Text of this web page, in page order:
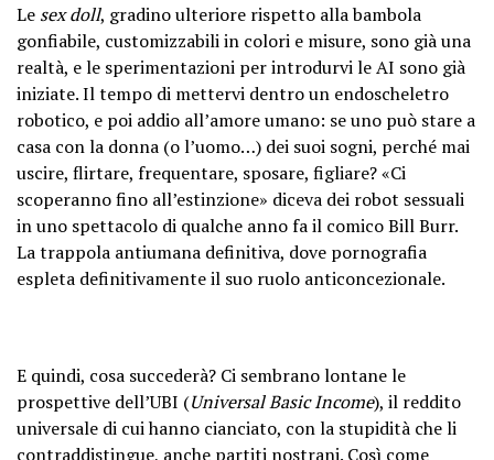
Le sex doll, gradino ulteriore rispetto alla bambola
gonfiabile, customizzabili in colori e misure, sono già una
realtà, e le sperimentazioni per introdurvi le AI sono già
iniziate. Il tempo di mettervi dentro un endoscheletro
robotico, e poi addio all’amore umano: se uno può stare a
casa con la donna (o l’uomo…) dei suoi sogni, perché mai
uscire, flirtare, frequentare, sposare, figliare? «Ci
scoperanno fino all’estinzione» diceva dei robot sessuali
in uno spettacolo di qualche anno fa il comico Bill Burr.
La trappola antiumana definitiva, dove pornografia
espleta definitivamente il suo ruolo anticoncezionale.
E quindi, cosa succederà? Ci sembrano lontane le
prospettive dell’UBI (Universal Basic Income), il reddito
universale di cui hanno cianciato, con la stupidità che li
contraddistingue, anche partiti nostrani. Così come